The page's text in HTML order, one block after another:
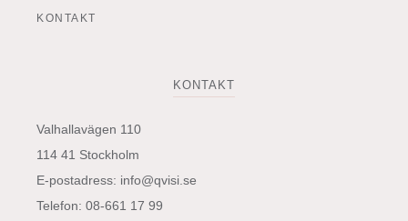
KONTAKT
KONTAKT
Valhallavägen 110
114 41 Stockholm
E-postadress: info@qvisi.se
Telefon: 08-661 17 99